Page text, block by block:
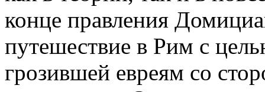
конце правления
путешествие в Рим с
грозившей евреям со